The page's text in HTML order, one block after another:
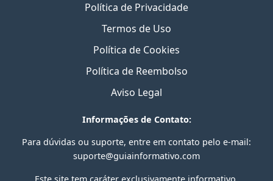
Política de Privacidade
Termos de Uso
Política de Cookies
Política de Reembolso
Aviso Legal
Informações de Contato:
Para dúvidas ou suporte, entre em contato pelo e-mail:
suporte@guiainformativo.com